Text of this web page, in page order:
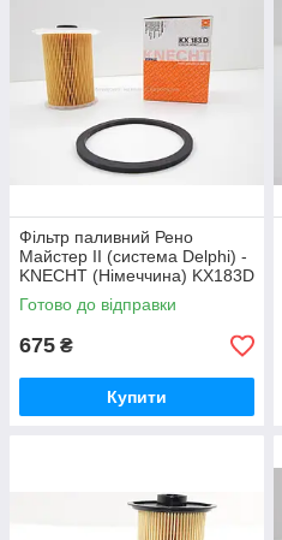
Фільтр паливний Рено
Майстер ІІ (система Delphi) -
KNECHT (Німеччина) KX183D
Готово до відправки
675 ₴
Купити